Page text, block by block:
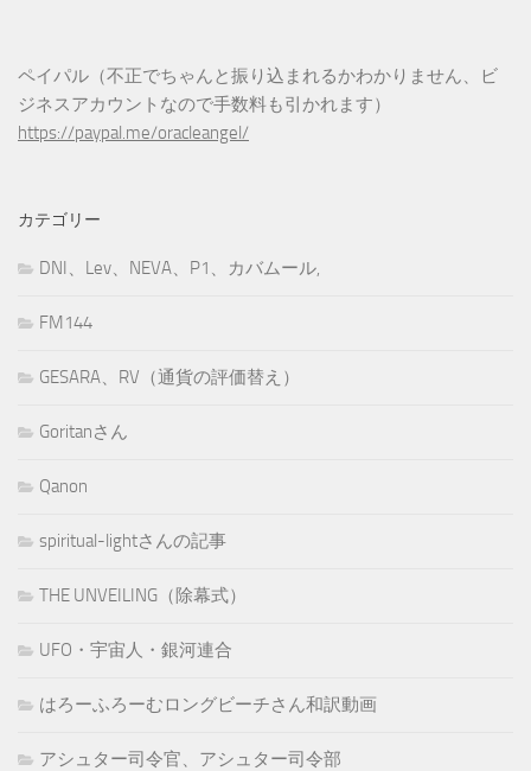
ペイパル（不正でちゃんと振り込まれるかわかりません、ビ
ジネスアカウントなので手数料も引かれます）
https://paypal.me/oracleangel/
カテゴリー
DNI、Lev、NEVA、P1、カバムール,
FM144
GESARA、RV（通貨の評価替え）
Goritanさん
Qanon
spiritual-lightさんの記事
THE UNVEILING（除幕式）
UFO・宇宙人・銀河連合
はろーふろーむロングビーチさん和訳動画
アシュター司令官、アシュター司令部